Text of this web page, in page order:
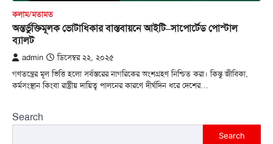
কলাম/মতামত
অন্তর্ভুক্তিমূলক ভোটাধিকার বাস্তবায়নে আইটি–সাপোর্টেড পোস্টাল
ব্যালট
admin
ডিসেম্বর ২২, ২০২৫
গণতন্ত্রের মূল ভিত্তি হলো সর্বস্তরের নাগরিকের অংশগ্রহণ নিশ্চিত করা। কিন্তু জীবিকা,
কর্মসংস্থান কিংবা রাষ্ট্রীয় দায়িত্ব পালনের কারণে দীর্ঘদিন ধরে দেশের…
Search
Search